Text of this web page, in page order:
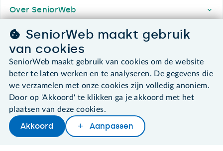
Later lezen Delen Woordenboek
Over SeniorWeb
SeniorWeb.
De computerhulp voor u.
030 - 276 99 65
leden@seniorweb.nl
SeniorWeb maakt gebruik
van cookies
SeniorWeb maakt gebruik van cookies om de website
beter te laten werken en te analyseren. De gegevens die
we verzamelen met onze cookies zijn volledig anoniem.
Door op 'Akkoord' te klikken ga je akkoord met het
plaatsen van deze cookies.
Akkoord Aanpassen